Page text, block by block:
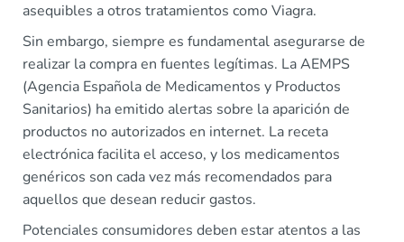
asequibles a otros tratamientos como Viagra.
Sin embargo, siempre es fundamental asegurarse de
realizar la compra en fuentes legítimas. La AEMPS
(Agencia Española de Medicamentos y Productos
Sanitarios) ha emitido alertas sobre la aparición de
productos no autorizados en internet. La receta
electrónica facilita el acceso, y los medicamentos
genéricos son cada vez más recomendados para
aquellos que desean reducir gastos.
Potenciales consumidores deben estar atentos a las